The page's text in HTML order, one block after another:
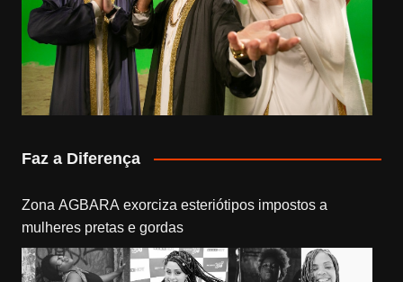
Faz a Diferença
Zona AGBARA exorciza esteriótipos impostos a
mulheres pretas e gordas